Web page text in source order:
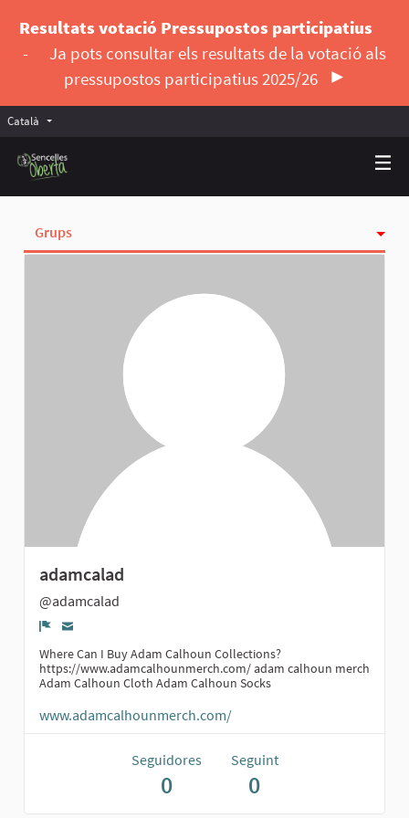
Resultats votació Pressupostos participatius
-
Ja pots consultar els resultats de la votació als
pressupostos participatius 2025/26
Català Triar la llengua
Grups
adamcalad
@adamcalad
Denúncia
Where Can I Buy Adam Calhoun Collections?
https://www.adamcalhounmerch.com/ adam calhoun merch
Adam Calhoun Cloth Adam Calhoun Socks
www.adamcalhounmerch.com/
Seguidores
0
Seguint
0